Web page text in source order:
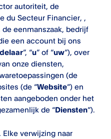
autoriteit, de
du Secteur Financier, ,
de eenmanszaak, bedrijf
een account bij ons
”, “u” of “uw”), over
onze diensten,
(de
(de “Website”) en
aangeboden onder het
de “Diensten”).
verwijzing naar